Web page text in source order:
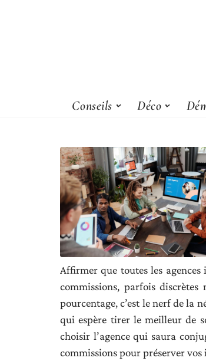
Conseils Déco
Affirmer que toutes les
commissions, parfois
pourcentage, c’est le nerf de la
qui espère tirer le meilleur de
choisir l’agence qui saura
commissions pour préserver vos